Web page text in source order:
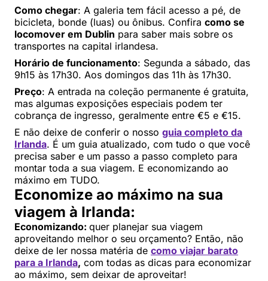
Como chegar: A galeria tem fácil acesso a pé, de
bicicleta, bonde (luas) ou ônibus. Confira como se
locomover em Dublin para saber mais sobre os
transportes na capital irlandesa.
Horário de funcionamento: Segunda a sábado, das
9h15 às 17h30. Aos domingos das 11h às 17h30.
Preço: A entrada na coleção permanente é gratuita,
mas algumas exposições especiais podem ter
cobrança de ingresso, geralmente entre €5 e €15.
E não deixe de conferir o nosso guia completo da
Irlanda. É um guia atualizado, com tudo o que você
precisa saber e um passo a passo completo para
montar toda a sua viagem. E economizando ao
máximo em TUDO.
Economize ao máximo na sua
viagem à Irlanda:
Economizando: quer planejar sua viagem
aproveitando melhor o seu orçamento? Então, não
deixe de ler nossa matéria de como viajar barato
para a Irlanda, com todas as dicas para economizar
ao máximo, sem deixar de aproveitar!